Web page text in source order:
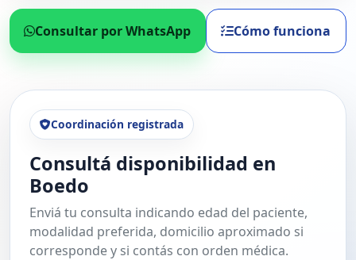
Consultar por WhatsApp Cómo funciona
Coordinación registrada
Consultá disponibilidad en
Boedo
Enviá tu consulta indicando edad del paciente,
modalidad preferida, domicilio aproximado si
corresponde y si contás con orden médica.